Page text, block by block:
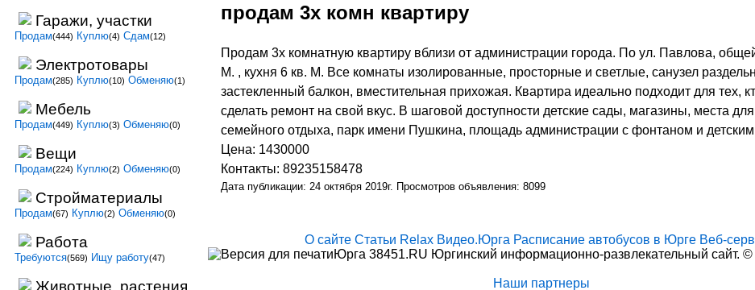
продам 3х комн квартиру
Продам 3х комнатную квартиру вблизи от администрации города. По ул. Павлова,
М. , кухня 6 кв. М. Все комнаты изолированные, просторные и светлые, санузел
застекленный балкон, вместительная прихожая. Квартира идеально подходит для тех,
сделать ремонт на свой вкус. В шаговой доступности детские сады, магазины, места
семейного отдыха, парк имени Пушкина, площадь администрации с фонтаном и детским
Цена: 1430000
Контакты: 89235158478
Дата публикации: 24 октября 2019г. Просмотров объявления: 8099
Гаражи, участки
Продам(444) Куплю(4) Сдам(12)
Электротовары
Продам(285) Куплю(10) Обменяю(1)
Мебель
Продам(449) Куплю(3) Обменяю(0)
Вещи
Продам(224) Куплю(2) Обменяю(0)
Стройматериалы
Продам(67) Куплю(2) Обменяю(0)
Работа
Требуются(569) Ищу работу(47)
Животные, растения
О сайте Статьи Relax Видео.Юрга Расписание автобусов в Юрге Веб-
Юрга 38451.RU Юргинский информационно-развлекательный сайт.
Наши партнеры